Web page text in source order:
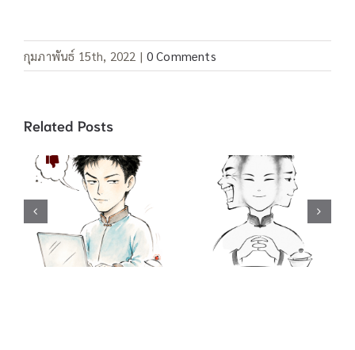
กุมภาพันธ์ 15th, 2022 | 0 Comments
Related Posts
คำสแลง 酸民 ชาว
เน็ตขี้อิจฉา / 吃不
到葡萄说葡萄酸
กินองุ่นไม่ได้ เลย
บอกว่าองุ่นเปรี้ยว
คำสแลง “อยู่เป็น”
/ 死马当做活马医
ทำเต็มที่เผื่อจะมี
ปาฏิหาริย์ / 聪明
反被聪明误 คน
ฉลาดมักตกเป็น